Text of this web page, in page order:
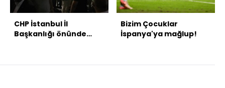
CHP İstanbul İl
Başkanlığı önünde
Bizim Çocuklar
İspanya'ya mağlup!